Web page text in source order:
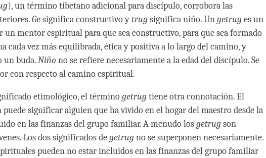
), un término tibetano adicional para discípulo, corrobora las
Gesignifica constructivo ytrugsignifica niño. Ungetruges un
un mentor espiritual para que sea constructivo, para que sea formado
cada vez más equilibrada, ética y positiva a lo largo del camino, y
un buda.Niño no se refiere necesariamente a la edad del discípulo. Se
con respecto al camino espiritual.
etimológico, el términogetrugtiene otra connotación. El
significar alguien que ha vivido en el hogar del maestro desde la
en las finanzas del grupo familiar. A menudo losgetrugson
Los dos significados degetrugno se superponen necesariamente.
pueden no estar incluidos en las finanzas del grupo familiar